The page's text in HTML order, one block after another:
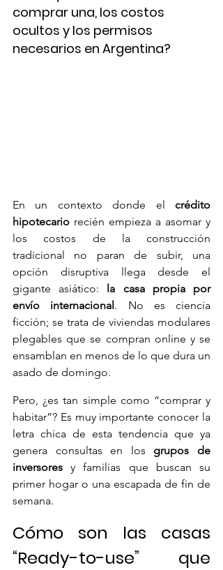
comprar una, los costos
ocultos y los permisos
necesarios en Argentina?
En un contexto donde el crédito
hipotecario recién empieza a asomar y
los costos de la construcción
tradicional no paran de subir, una
opción disruptiva llega desde el
gigante asiático: la casa propia por
envío internacional. No es ciencia
ficción; se trata de viviendas modulares
plegables que se compran online y se
ensamblan en menos de lo que dura un
asado de domingo.
Pero, ¿es tan simple como “comprar y
habitar”? Es muy importante conocer la
letra chica de esta tendencia que ya
genera consultas en los grupos de
inversores y familias que buscan su
primer hogar o una escapada de fin de
semana.
Cómo son las casas
“Ready-to-use” que